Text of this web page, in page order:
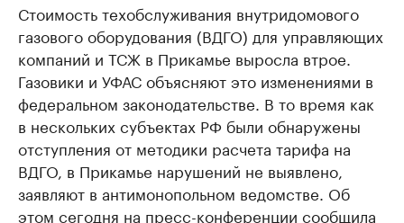
Стоимость техобслуживания внутридомового
газового оборудования (ВДГО) для управляющих
компаний и ТСЖ в Прикамье выросла втрое.
Газовики и УФАС объясняют это изменениями в
федеральном законодательстве. В то время как
в нескольких субъектах РФ были обнаружены
отступления от методики расчета тарифа на
ВДГО, в Прикамье нарушений не выявлено,
заявляют в антимонопольном ведомстве. Об
этом сегодня на пресс-конференции сообщила